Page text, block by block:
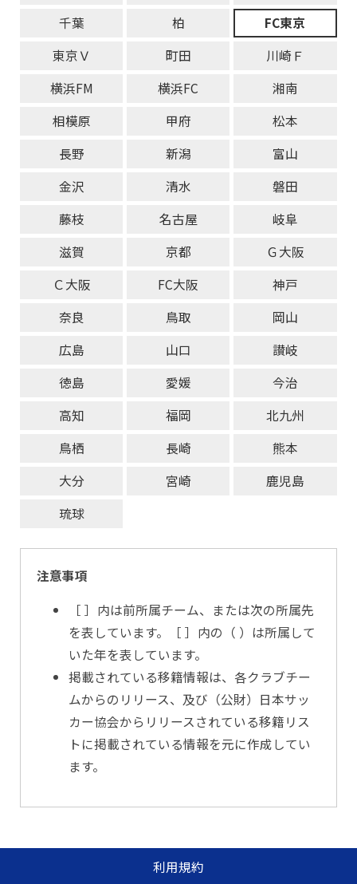
千葉
柏
FC東京
東京Ｖ
町田
川崎Ｆ
横浜FM
横浜FC
湘南
相模原
甲府
松本
長野
新潟
富山
金沢
清水
磐田
藤枝
名古屋
岐阜
滋賀
京都
Ｇ大阪
Ｃ大阪
FC大阪
神戸
奈良
鳥取
岡山
広島
山口
讃岐
徳島
愛媛
今治
高知
福岡
北九州
鳥栖
長崎
熊本
大分
宮崎
鹿児島
琉球
注意事項
［ ］内は前所属チーム、または次の所属先
を表しています。［ ］内の（ ）は所属して
いた年を表しています。
掲載されている移籍情報は、各クラブチー
ムからのリリース、及び（公財）日本サッ
カー協会からリリースされている移籍リス
トに掲載されている情報を元に作成してい
ます。
利用規約